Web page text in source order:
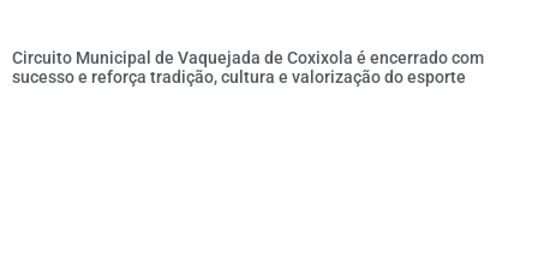
Circuito Municipal de Vaquejada de Coxixola é encerrado com
sucesso e reforça tradição, cultura e valorização do esporte